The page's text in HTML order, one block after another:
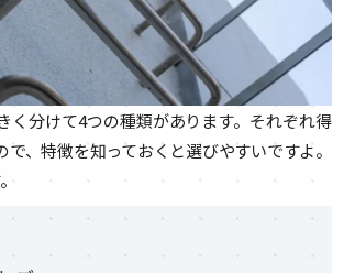
く分けて4つの種類があります。それぞれ得
、特徴を知っておくと選びやすいですよ。